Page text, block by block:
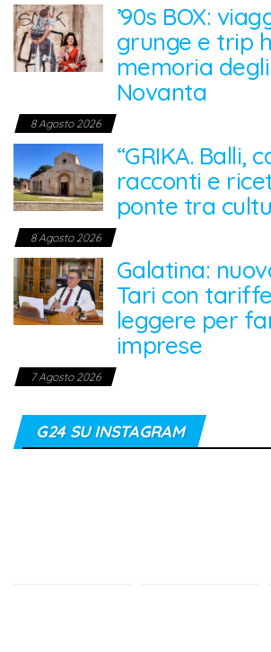
’90s BOX:
grunge e trip
memoria
Novanta
8 Agosto 2026
“GRIKA. Balli,
racconti e
ponte tra
8 Agosto 2026
Galatina:
Tari con
leggere per
imprese
7 Agosto 2026
G24 SU INSTAGRAM